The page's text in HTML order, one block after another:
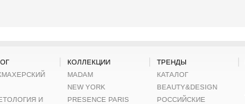
|
И
КОЛЛЕКЦИИ |
MADAM
NEW YORK
PRESENCE PARIS
ТРЕНДЫ |
КАТАЛОГ
BEAUTY&DESIGN
РОССИЙСКИЕ